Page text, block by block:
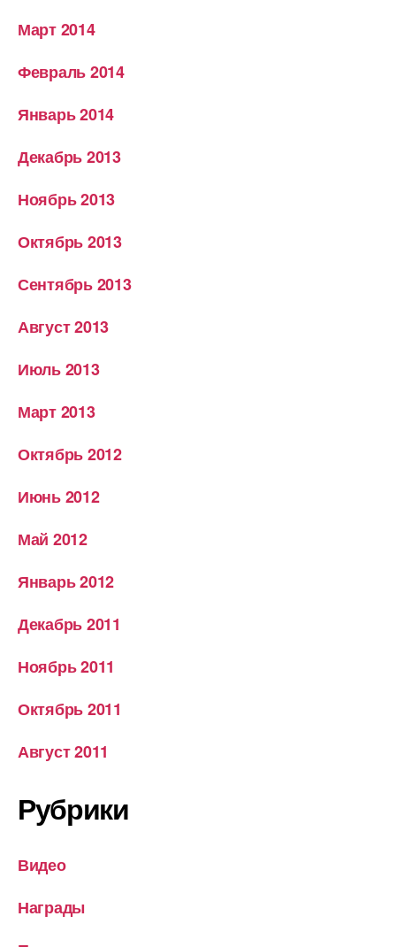
Март 2014
Февраль 2014
Январь 2014
Декабрь 2013
Ноябрь 2013
Октябрь 2013
Сентябрь 2013
Август 2013
Июль 2013
Март 2013
Октябрь 2012
Июнь 2012
Май 2012
Январь 2012
Декабрь 2011
Ноябрь 2011
Октябрь 2011
Август 2011
Рубрики
Видео
Награды